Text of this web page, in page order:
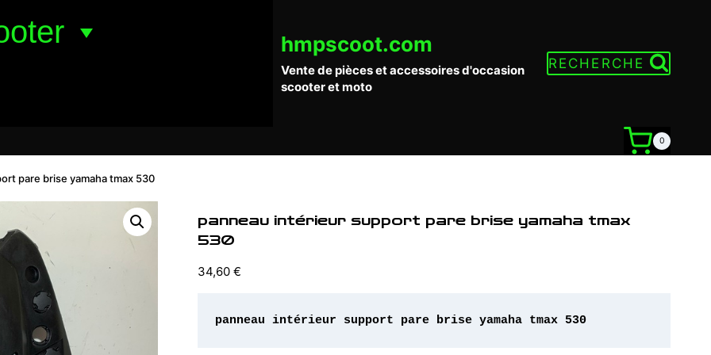
hmpscoot.com
Vente de pièces et accessoires d'occasion
scooter et moto
RECHERCHE
0
pare brise yamaha tmax 530
panneau intérieur support pare brise yamaha tmax
530
34,60 €
panneau intérieur support pare brise yamaha tmax 530